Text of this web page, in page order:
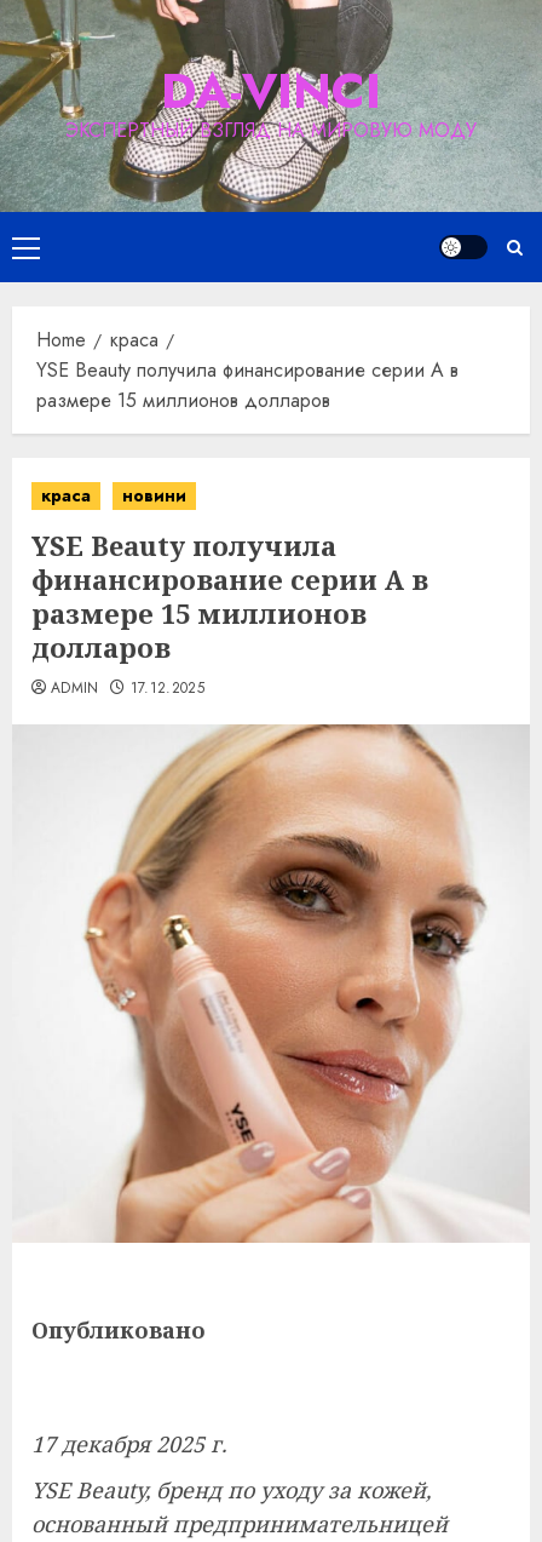
Skip
to
content
DA-VINCI
ЭКСПЕРТНЫЙ ВЗГЛЯД НА МИРОВУЮ МОДУ
Primary
Menu
Home
краса
YSE Beauty получила финансирование серии А в
размере 15 миллионов долларов
краса новини
YSE Beauty получила
финансирование серии А в
размере 15 миллионов
долларов
ADMIN 17.12.2025
Опубликовано
17 декабря 2025 г.
YSE Beauty, бренд по уходу за кожей,
основанный предпринимательницей